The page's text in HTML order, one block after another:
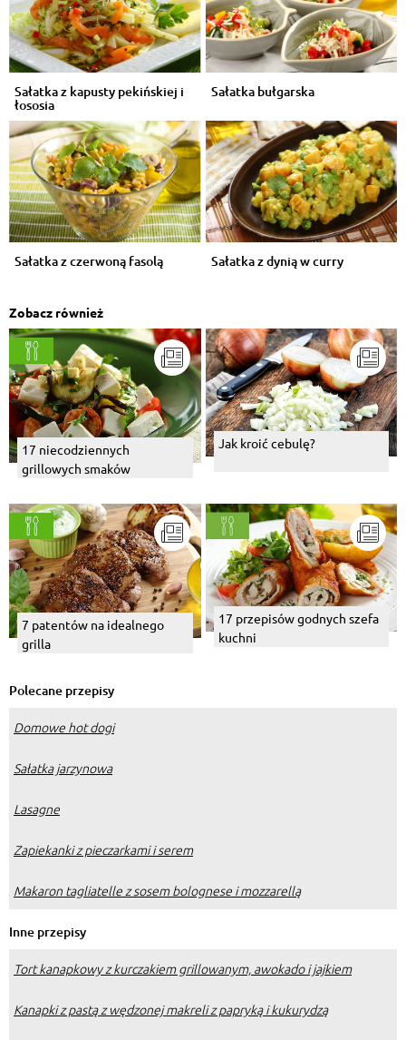
Sałatka z kapusty pekińskiej i
łososia
Sałatka bułgarska
Sałatka z czerwoną fasolą Sałatka z dynią w curry
Zobacz również
17 niecodziennych
grillowych smaków
Jak kroić cebulę?
7 patentów na idealnego
grilla
17 przepisów godnych szefa
kuchni
Polecane przepisy
Domowe hot dogi
Sałatka jarzynowa
Lasagne
Zapiekanki z pieczarkami i serem
Makaron tagliatelle z sosem bolognese i mozzarellą
Inne przepisy
Tort kanapkowy z kurczakiem grillowanym, awokado i jajkiem
Kanapki z pastą z wędzonej makreli z papryką i kukurydzą